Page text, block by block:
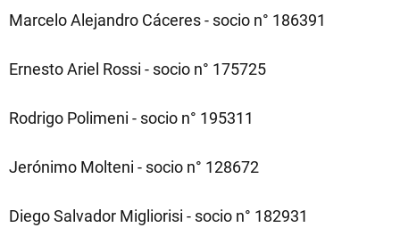
Marcelo Alejandro Cáceres - socio n° 186391
Ernesto Ariel Rossi - socio n° 175725
Rodrigo Polimeni - socio n° 195311
Jerónimo Molteni - socio n° 128672
Diego Salvador Migliorisi - socio n° 182931